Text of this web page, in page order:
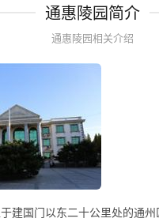
通惠陵园简介
通惠陵园相关介绍
建国门以东二十公里处的通